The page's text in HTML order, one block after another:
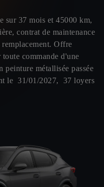
sur 37 mois et 45000 km,
contrat de maintenance
Offre
commande d'une
métallisée passée
le 31/01/2027, 37 loyers